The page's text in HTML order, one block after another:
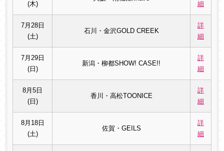
(木)
細
7月28日
(土)
石川・金沢GOLD CREEK
詳
細
7月29日
(日)
新潟・柳都SHOW! CASE!!
詳
細
8月5日
(日)
香川・高松TOONICE
詳
細
8月18日
(土)
佐賀・GEILS
詳
細